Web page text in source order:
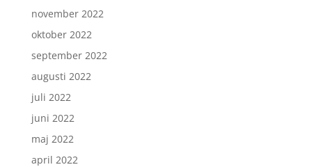
november 2022
oktober 2022
september 2022
augusti 2022
juli 2022
juni 2022
maj 2022
april 2022